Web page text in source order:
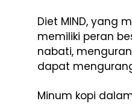
Diet MIND, yang
memiliki peran
nabati,
dapat
Minum kopi